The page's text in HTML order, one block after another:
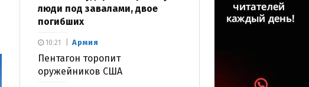
люди под завалами, двое
погибших
Армия
Пентагон торопит
оружейников США
10:21